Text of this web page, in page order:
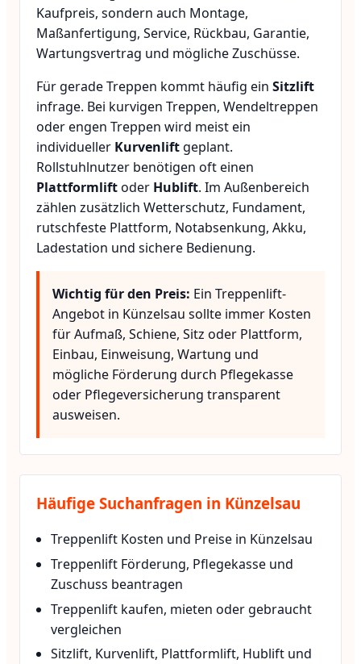
Kaufpreis, sondern auch Montage,
Maßanfertigung, Service, Rückbau, Garantie,
Wartungsvertrag und mögliche Zuschüsse.
Für gerade Treppen kommt häufig ein Sitzlift
infrage. Bei kurvigen Treppen, Wendeltreppen
oder engen Treppen wird meist ein
individueller Kurvenlift geplant.
Rollstuhlnutzer benötigen oft einen
Plattformliftoder Hublift. Im Außenbereich
zählen zusätzlich Wetterschutz, Fundament,
rutschfeste Plattform, Notabsenkung, Akku,
Ladestation und sichere Bedienung.
Wichtig für den Preis: Ein Treppenlift-
Angebot in Künzelsau sollte immer Kosten
für Aufmaß, Schiene, Sitz oder Plattform,
Einbau, Einweisung, Wartung und
mögliche Förderung durch Pflegekasse
oder Pflegeversicherung transparent
ausweisen.
Häufige Suchanfragen in Künzelsau
Treppenlift Kosten und Preise in Künzelsau
Treppenlift Förderung, Pflegekasse und
Zuschuss beantragen
Treppenlift kaufen, mieten oder gebraucht
vergleichen
Sitzlift, Kurvenlift, Plattformlift, Hublift und